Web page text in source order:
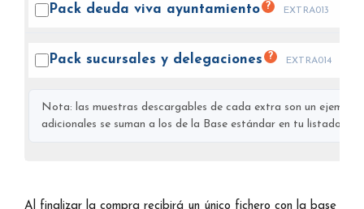
Pack deuda viva ayuntamiento ? EXTRA013
Pack sucursales y delegaciones ? EXTRA014
Nota: las muestras descargables de cada extra son un
adicionales se suman a los de la Base estándar en tu listado
Al finalizar la compra recibirá un único fichero con la base